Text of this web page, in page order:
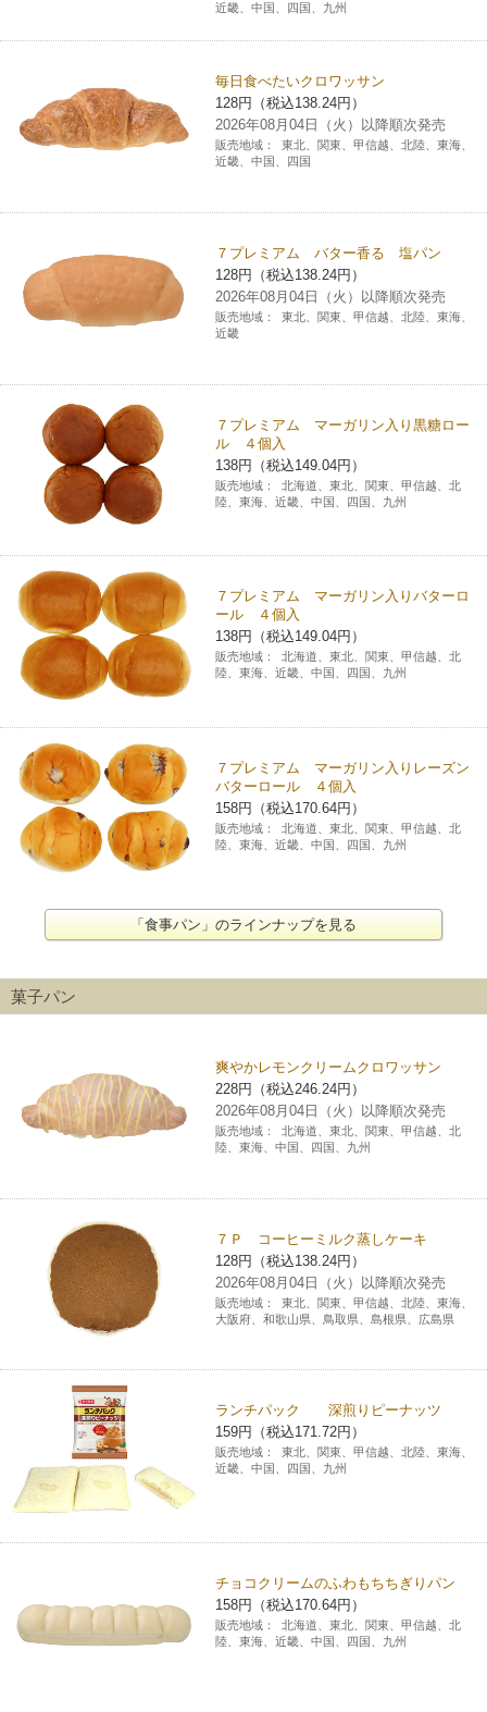
近畿、中国、四国、九州
毎日食べたいクロワッサン
128円（税込138.24円）
2026年08月04日（火）以降順次発売
販売地域：
東北、関東、甲信越、北陸、東海、
近畿、中国、四国
７プレミアム バター香る 塩パン
128円（税込138.24円）
2026年08月04日（火）以降順次発売
販売地域：
東北、関東、甲信越、北陸、東海、
近畿
７プレミアム マーガリン入り黒糖ロー
ル ４個入
138円（税込149.04円）
販売地域：
北海道、東北、関東、甲信越、北
陸、東海、近畿、中国、四国、九州
７プレミアム マーガリン入りバターロ
ール ４個入
138円（税込149.04円）
販売地域：
北海道、東北、関東、甲信越、北
陸、東海、近畿、中国、四国、九州
７プレミアム マーガリン入りレーズン
バターロール ４個入
158円（税込170.64円）
販売地域：
北海道、東北、関東、甲信越、北
陸、東海、近畿、中国、四国、九州
「食事パン」のラインナップを見る
菓子パン
爽やかレモンクリームクロワッサン
228円（税込246.24円）
2026年08月04日（火）以降順次発売
販売地域：
北海道、東北、関東、甲信越、北
陸、東海、中国、四国、九州
７Ｐ コーヒーミルク蒸しケーキ
128円（税込138.24円）
2026年08月04日（火）以降順次発売
販売地域：
東北、関東、甲信越、北陸、東海、
大阪府、和歌山県、鳥取県、島根県、広島県
ランチパック 深煎りピーナッツ
159円（税込171.72円）
販売地域：
東北、関東、甲信越、北陸、東海、
近畿、中国、四国、九州
チョコクリームのふわもちちぎりパン
158円（税込170.64円）
販売地域：
北海道、東北、関東、甲信越、北
陸、東海、近畿、中国、四国、九州